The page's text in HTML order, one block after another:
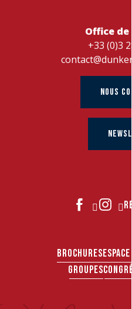
Office de
+33 (0)3
NOUS
BROCHURESESPACE
GROUPES